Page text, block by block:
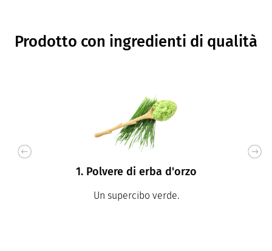
Prodotto con ingredienti di qualità
1. Polvere di erba d'orzo
Un supercibo verde.